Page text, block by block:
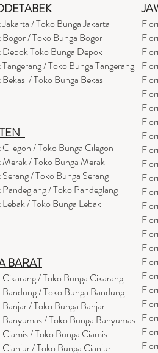
/ Toko Bunga Jakarta
/ Toko Bunga Bogor
Depok Toko Bunga Depok
/ Toko Bunga Tangerang
/ Toko Bunga Bekasi
/ Toko Bunga Cilegon
/ Toko Bunga Merak
/ Toko Bunga Serang
/ Toko Pandeglang
/ Toko Bunga Lebak
BARAT
/ Toko Bunga Cikarang
/ Toko Bunga Bandung
/ Toko Bunga Banjar
/ Toko Bunga Banyumas
/ Toko Bunga Ciamis
/ Toko Bunga Cianjur